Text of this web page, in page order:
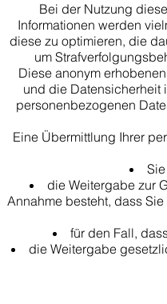
Bei der Nutzung
Informationen werden
diese zu optimieren, die
um
Diese anonym
und die Datensicherheit
personenbezogenen
Eine Übermittlung Ihrer
die Weitergabe zur
Annahme besteht, dass
für den Fall,
die Weitergabe